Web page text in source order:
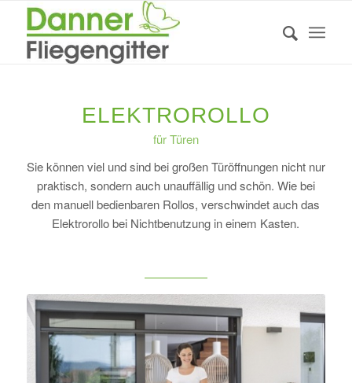
ELEKTROROLLO
für Türen
Sie können viel und sind bei großen Türöffnungen nicht nur
praktisch, sondern auch unauffällig und schön. Wie bei
den manuell bedienbaren Rollos, verschwindet auch das
Elektrorollo bei Nichtbenutzung in einem Kasten.